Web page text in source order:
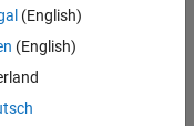
(English)
(English)
Seleccione un país/